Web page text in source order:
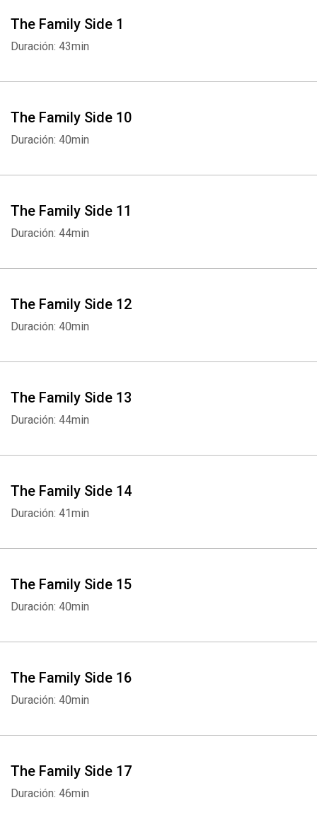
The Family Side 1
Duración: 43min
The Family Side 10
Duración: 40min
The Family Side 11
Duración: 44min
The Family Side 12
Duración: 40min
The Family Side 13
Duración: 44min
The Family Side 14
Duración: 41min
The Family Side 15
Duración: 40min
The Family Side 16
Duración: 40min
The Family Side 17
Duración: 46min